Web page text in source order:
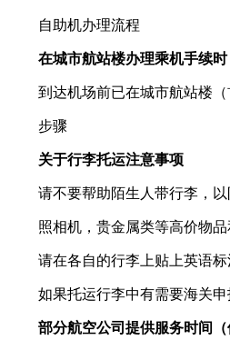
自助机办理流程
在城市航站楼办理乘机手续时
到达机场前已在城市航站楼（
步骤
关于行李托运注意事项
请不要帮助陌生人带行李，以
照相机，贵金属类等高价物品
请在各自的行李上贴上英语标
如果托运行李中有需要海关申
部分航空公司提供服务时间（